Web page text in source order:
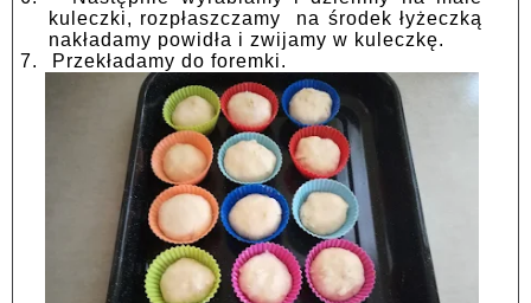
kuleczki, rozpłaszczamy na środek łyżeczką
nakładamy powidła i zwijamy w kuleczkę.
7.
Przekładamy do foremki.